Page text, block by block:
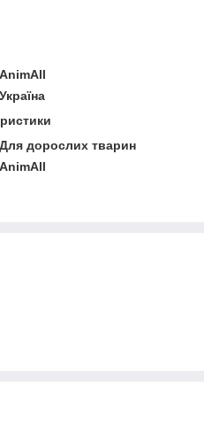
AnimAll
Україна
Для дорослих тварин
AnimAll